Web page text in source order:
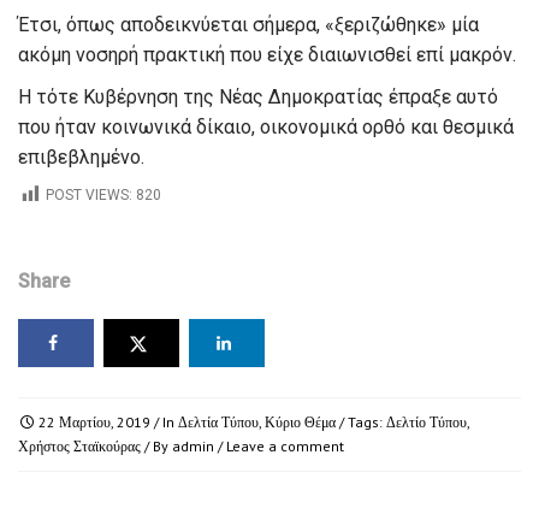
Έτσι, όπως αποδεικνύεται σήμερα, «ξεριζώθηκε» μία
ακόμη νοσηρή πρακτική που είχε διαιωνισθεί επί μακρόν.
Η τότε Κυβέρνηση της Νέας Δημοκρατίας έπραξε αυτό
που ήταν κοινωνικά δίκαιο, οικονομικά ορθό και θεσμικά
επιβεβλημένο.
POST VIEWS: 820
Share
22 Μαρτίου, 2019 / In Δελτία Τύπου, Κύριο Θέμα / Tags: Δελτίο Τύπου,
Χρήστος Σταϊκούρας / By admin / Leave a comment